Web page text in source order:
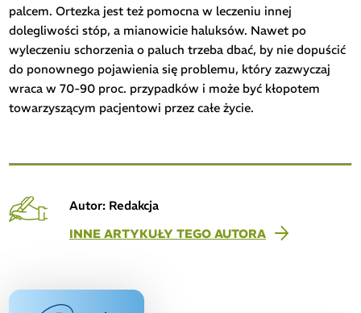
palcem. Ortezka jest też pomocna w leczeniu innej
dolegliwości stóp, a mianowicie haluksów. Nawet po
wyleczeniu schorzenia o paluch trzeba dbać, by nie dopuścić
do ponownego pojawienia się problemu, który zazwyczaj
wraca w 70-90 proc. przypadków i może być kłopotem
towarzyszącym pacjentowi przez całe życie.
Autor: Redakcja
INNE ARTYKUŁY TEGO AUTORA